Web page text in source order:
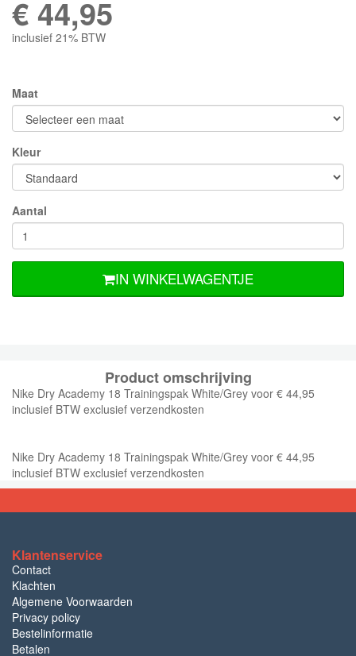
€ 44,95
inclusief 21% BTW
Maat
Kleur
Aantal
IN WINKELWAGENTJE
Product omschrijving
Nike Dry Academy 18 Trainingspak White/Grey voor € 44,95
inclusief BTW exclusief verzendkosten
Nike Dry Academy 18 Trainingspak White/Grey voor € 44,95
inclusief BTW exclusief verzendkosten
Klantenservice
Contact
Klachten
Algemene Voorwaarden
Privacy policy
Bestelinformatie
Betalen